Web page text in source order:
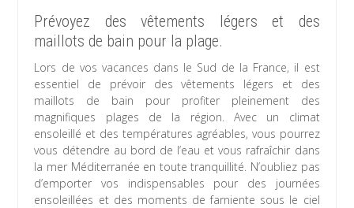
Prévoyez des vêtements légers et des
maillots de bain pour la plage.
Lors de vos vacances dans le Sud de la France, il est
essentiel de prévoir des vêtements légers et des
maillots de bain pour profiter pleinement des
magnifiques plages de la région. Avec un climat
ensoleillé et des températures agréables, vous pourrez
vous détendre au bord de l’eau et vous rafraîchir dans
la mer Méditerranée en toute tranquillité. N’oubliez pas
d’emporter vos indispensables pour des journées
ensoleillées et des moments de farniente sous le ciel